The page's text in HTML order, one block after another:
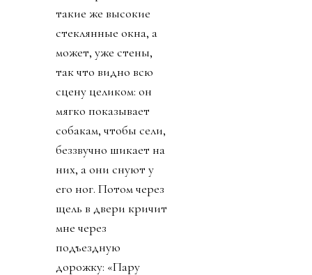
такие же высокие
стеклянные окна, а
может, уже стены,
так что видно всю
сцену целиком: он
мягко показывает
собакам, чтобы сели,
беззвучно шикает на
них, а они снуют у
его ног. Потом через
щель в двери кричит
мне через
подъездную
дорожку: «Пару